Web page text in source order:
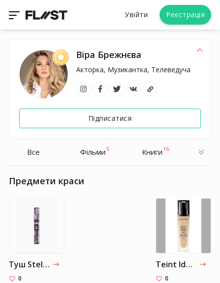
Увійти Реєстрація
Віра Брежнєва
Акторка, Музикантка, Телеведуча
Підписатися
Все Фільми 5 Книги 16
Предмети краси
Туш Stellary "Glam volume black"
0
Teint Idole Ultra Wear SPF15
0